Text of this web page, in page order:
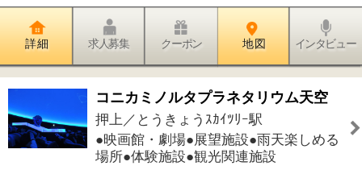
東京おりがみミュージアム
本所／とうきょうｽｶｲﾂﾘｰ駅
●観光関連施設●観光名所●小さな博物館
詳 細 クーポン 地 図 インタビュー
3件中1～3件を表示